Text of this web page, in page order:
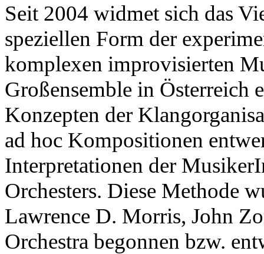
Seit 2004 widmet sich das
speziellen Form der
komplexen improvisierten
Großensemble in Österreich
Konzepten der
ad hoc Kompositionen
Interpretationen der
Orchesters. Diese Methode
Lawrence D. Morris, John
Orchestra begonnen bzw.